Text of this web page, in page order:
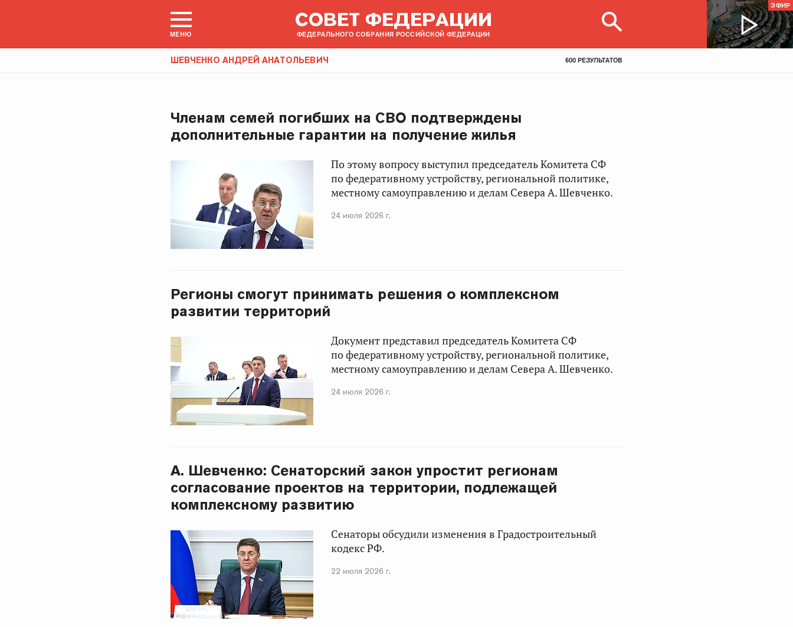
МЕНЮ
СОВЕТ ФЕДЕРАЦИИ
ФЕДЕРАЛЬНОГО СОБРАНИЯ РОССИЙСКОЙ ФЕДЕРАЦИИ
ЭФИР
ШЕВЧЕНКО АНДРЕЙ АНАТОЛЬЕВИЧ 600 РЕЗУЛЬТАТОВ
Членам семей погибших на СВО подтверждены
дополнительные гарантии на получение жилья
По этому вопросу выступил председатель Комитета СФ
по федеративному устройству, региональной политике,
местному самоуправлению и делам Севера А. Шевченко.
24 июля 2026 г.
Регионы смогут принимать решения о комплексном
развитии территорий
Документ представил председатель Комитета СФ
по федеративному устройству, региональной политике,
местному самоуправлению и делам Севера А. Шевченко.
24 июля 2026 г.
А. Шевченко: Сенаторский закон упростит регионам
согласование проектов на территории, подлежащей
комплексному развитию
Сенаторы обсудили изменения в Градостроительный
кодекс РФ.
22 июля 2026 г.